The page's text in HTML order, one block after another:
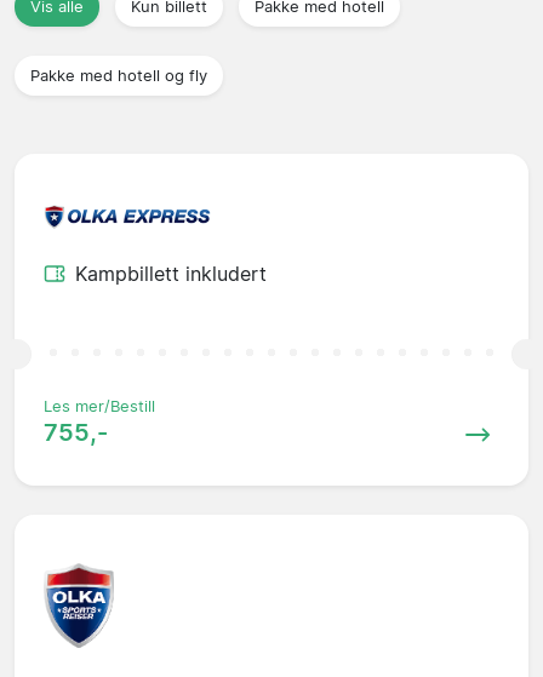
Vis alle Kun billett Pakke med hotell
Pakke med hotell og fly
Kampbillett inkludert
Les mer/Bestill
755,-